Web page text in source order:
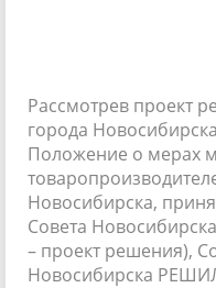
Рассмотрев проект
города
Положение о мерах
Новосибирска,
Совета
– проект решения),
Новосибирска